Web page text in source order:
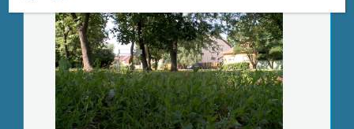
Kutyameleg